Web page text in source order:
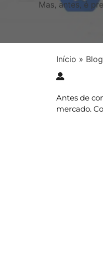
Mas, antes, é
Início »
Antes de
mercado.